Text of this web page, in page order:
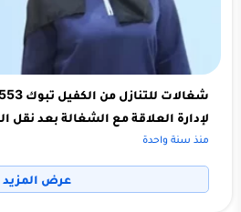
لإدارة العلاقة مع الشغالة بعد نقل
منذ سنة واحدة
عرض المزيد